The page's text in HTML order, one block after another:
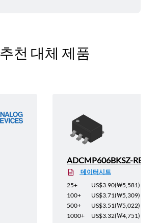
추천 대체 제품
ADCMP606BKSZ-REEL7
데이터시트
25+
US$3.90(₩5,581)
100+
US$3.71(₩5,309)
500+
US$3.51(₩5,022)
1000+
US$3.32(₩4,751)